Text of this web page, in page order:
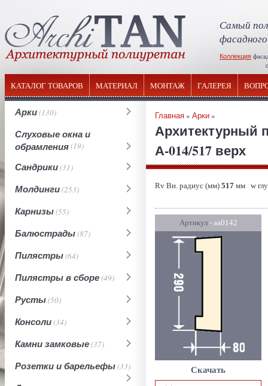
Самый
Коллекция
КАТАЛОГ ТОВАРОВ МАТЕРИАЛ МОНТАЖ ГАЛЕРЕЯ
Арки(130)
Слуховые окна и
обрамления(19)
Сандрики(31)
Молдинги(253)
Карнизы(55)
Балюстрады(87)
Пилястры(64)
Пилястры в сборе(49)
Русты(50)
Консоли(34)
Камни замковые(37)
Розетки и барельефы(33)
Главная» Арки»
Архитектурный
А-014/517 верх
Rv Вн. радиус (мм) 517 мм w
Артикул- аа0142
Скачать